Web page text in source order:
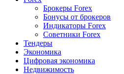
Брокеры Forex
Бонусы от брокеров
Индикаторы Forex
Советники Forex
Тендеры
Экономика
Цифровая экономика
Недвижимость